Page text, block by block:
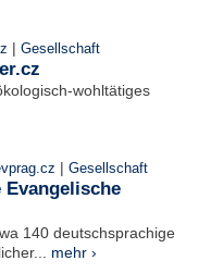
| Gesellschaft
wohltätiges
| Gesellschaft
Evangelische
140 deutschsprachige
mehr ›